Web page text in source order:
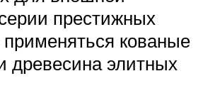
престижных
кованые
древесина элитных